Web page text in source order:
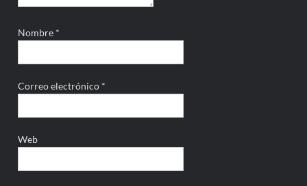
Nombre *
Correo electrónico *
Web